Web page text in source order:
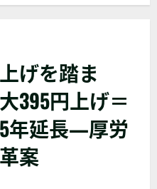
げを踏ま
395円上げ＝
年延長―厚労
案